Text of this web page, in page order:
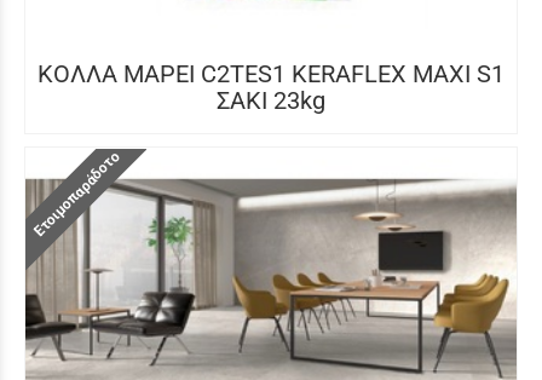
ΚΟΛΛΑ MAPEI C2TES1 KERAFLEX MAXI S1
ΣΑΚΙ 23kg
Ετοιμοπαράδοτο